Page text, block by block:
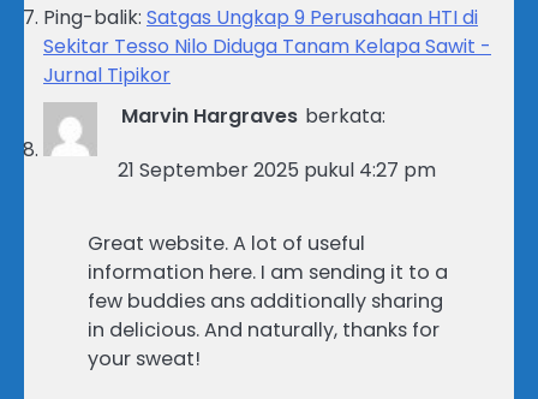
Ping-balik: Satgas Ungkap 9 Perusahaan HTI di
Sekitar Tesso Nilo Diduga Tanam Kelapa Sawit -
Jurnal Tipikor
Marvin Hargraves berkata:
21 September 2025 pukul 4:27 pm
Great website. A lot of useful
information here. I am sending it to a
few buddies ans additionally sharing
in delicious. And naturally, thanks for
your sweat!